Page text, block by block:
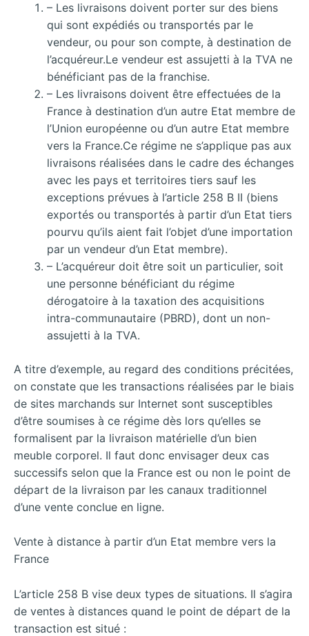
– Les livraisons doivent porter sur des biens
qui sont expédiés ou transportés par le
vendeur, ou pour son compte, à destination de
l’acquéreur.Le vendeur est assujetti à la TVA ne
bénéficiant pas de la franchise.
– Les livraisons doivent être effectuées de la
France à destination d’un autre Etat membre de
l’Union européenne ou d’un autre Etat membre
vers la France.Ce régime ne s’applique pas aux
livraisons réalisées dans le cadre des échanges
avec les pays et territoires tiers sauf les
exceptions prévues à l’article 258 B II (biens
exportés ou transportés à partir d’un Etat tiers
pourvu qu’ils aient fait l’objet d’une importation
par un vendeur d’un Etat membre).
– L’acquéreur doit être soit un particulier, soit
une personne bénéficiant du régime
dérogatoire à la taxation des acquisitions
intra-communautaire (PBRD), dont un non-
assujetti à la TVA.
A titre d’exemple, au regard des conditions précitées,
on constate que les transactions réalisées par le biais
de sites marchands sur Internet sont susceptibles
d’être soumises à ce régime dès lors qu’elles se
formalisent par la livraison matérielle d’un bien
meuble corporel. Il faut donc envisager deux cas
successifs selon que la France est ou non le point de
départ de la livraison par les canaux traditionnel
d’une vente conclue en ligne.
Vente à distance à partir d’un Etat membre vers la
France
L’article 258 B vise deux types de situations. Il s’agira
de ventes à distances quand le point de départ de la
transaction est situé :